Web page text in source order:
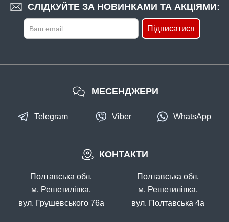
СЛІДКУЙТЕ ЗА НОВИНКАМИ ТА АКЦІЯМИ:
Підписатися
КОНТАКТИ
Полтавська обл.
м. Решетилівка,
вул. Грушевського 76а
Полтавська обл.
м. Решетилівка,
вул. Полтавська 4а
МЕСЕНДЖЕРИ
Telegram Viber WhatsApp